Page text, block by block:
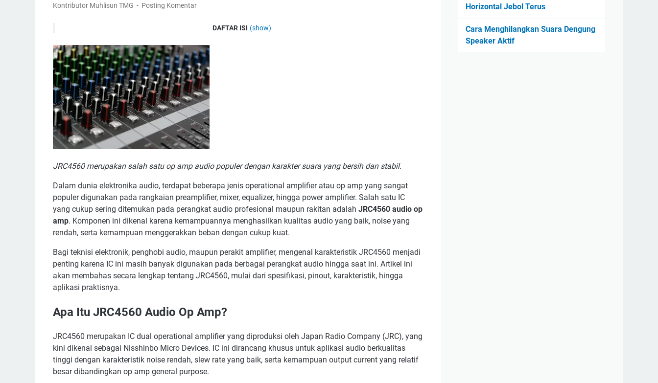
Kontributor Muhlisun TMG Posting Komentar
DAFTAR ISI (show)
Konfigurasi Pin JRC4560
Karakteristik Audio JRC4560
Perbedaan JRC4560 dengan JRC4558
4. Penggunaan
Aplikasi JRC4560 pada Rangkaian Audio
Preamplifier Audio
Audio Mixer
Equalizer
Power Amplifier
Pengganti JRC4560 yang Kompatibel
JRC4560 merupakan salah satu op amp audio populer dengan karakter suara yang bersih dan stabil.
Dalam dunia elektronika audio, terdapat beberapa jenis operational amplifier atau op amp yang sangat
populer digunakan pada rangkaian preamplifier, mixer, equalizer, hingga power amplifier. Salah satu IC
yang cukup sering ditemukan pada perangkat audio profesional maupun rakitan adalah JRC4560 audio op
amp. Komponen ini dikenal karena kemampuannya menghasilkan kualitas audio yang baik, noise yang
rendah, serta kemampuan menggerakkan beban dengan cukup kuat.
Bagi teknisi elektronik, penghobi audio, maupun perakit amplifier, mengenal karakteristik JRC4560 menjadi
penting karena IC ini masih banyak digunakan pada berbagai perangkat audio hingga saat ini. Artikel ini
akan membahas secara lengkap tentang JRC4560, mulai dari spesifikasi, pinout, karakteristik, hingga
aplikasi praktisnya.
Apa Itu JRC4560 Audio Op Amp?
JRC4560 merupakan IC dual operational amplifier yang diproduksi oleh Japan Radio Company (JRC), yang
kini dikenal sebagai Nisshinbo Micro Devices. IC ini dirancang khusus untuk aplikasi audio berkualitas
tinggi dengan karakteristik noise rendah, slew rate yang baik, serta kemampuan output current yang relatif
besar dibandingkan op amp general purpose.
Horizontal Jebol Terus
Cara Menghilangkan Suara Dengung
Speaker Aktif